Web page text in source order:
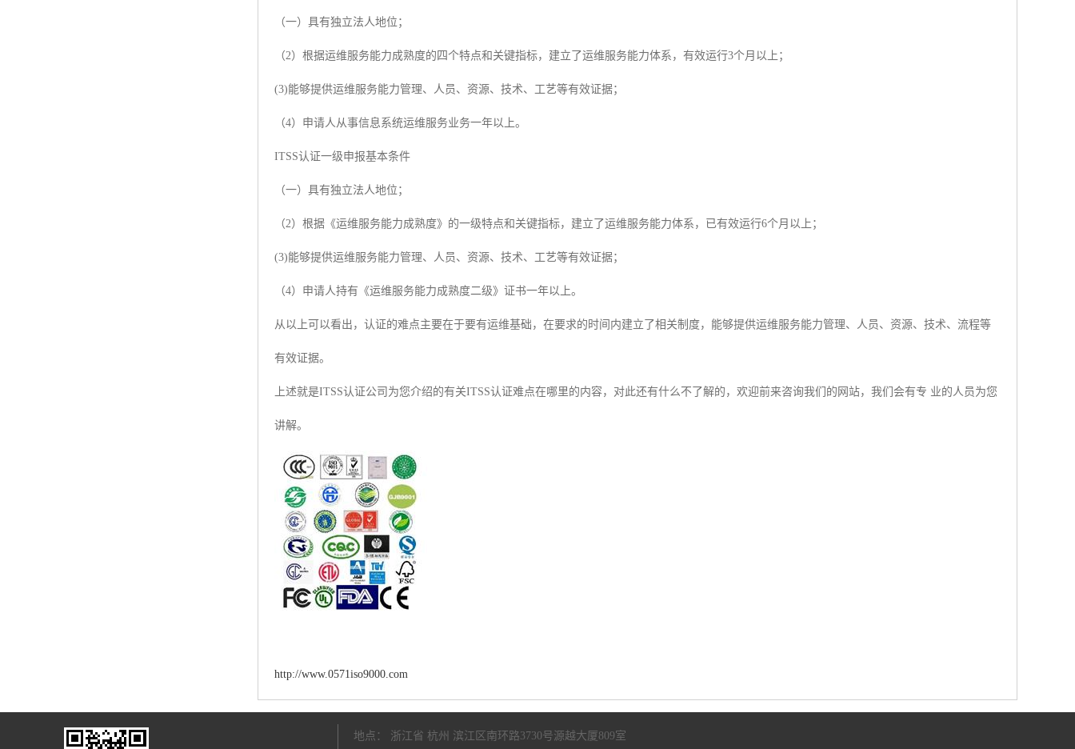
（一）具有独立法人地位；
（2）根据运维服务能力成熟度的四个特点和关键指标，建立了运维服务能力体系，有效运行3个月以上；
(3)能够提供运维服务能力管理、人员、资源、技术、工艺等有效证据；
（4）申请人从事信息系统运维服务业务一年以上。
ITSS认证一级申报基本条件
（一）具有独立法人地位；
（2）根据《运维服务能力成熟度》的一级特点和关键指标，建立了运维服务能力体系，已有效运行6个月以上；
(3)能够提供运维服务能力管理、人员、资源、技术、工艺等有效证据；
（4）申请人持有《运维服务能力成熟度二级》证书一年以上。
从以上可以看出，认证的难点主要在于要有运维基础，在要求的时间内建立了相关制度，能够提供运维服务能力管理、人员、资源、技术、流程等
有效证据。
上述就是ITSS认证公司为您介绍的有关ITSS认证难点在哪里的内容，对此还有什么不了解的，欢迎前来咨询我们的网站，我们会有专 业的人员为您
讲解。
http://www.0571iso9000.com
地点： 浙江省 杭州 滨江区南环路3730号源越大厦809室